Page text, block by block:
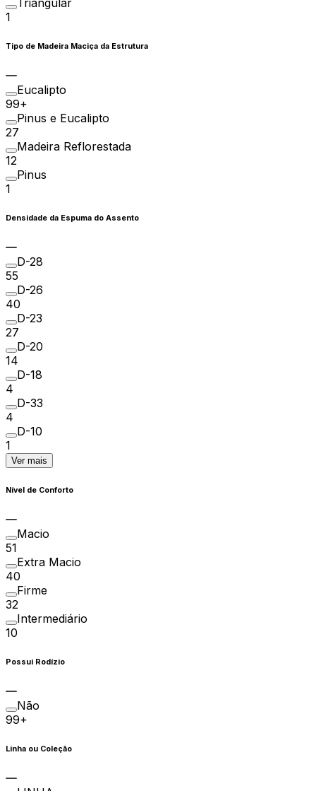
Triangular
1
Tipo de Madeira Maciça da Estrutura
Eucalipto
99+
Pinus e Eucalipto
27
Madeira Reflorestada
12
Pinus
1
Densidade da Espuma do Assento
D-28
55
D-26
40
D-23
27
D-20
14
D-18
4
D-33
4
D-10
1
Ver mais
Nível de Conforto
Macio
51
Extra Macio
40
Firme
32
Intermediário
10
Possui Rodízio
Não
99+
Linha ou Coleção